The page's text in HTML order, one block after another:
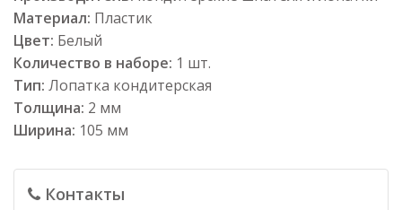
Материал: Пластик
Цвет: Белый
Количество в наборе: 1 шт.
Тип: Лопатка кондитерская
Толщина: 2 мм
Ширина: 105 мм
Контакты